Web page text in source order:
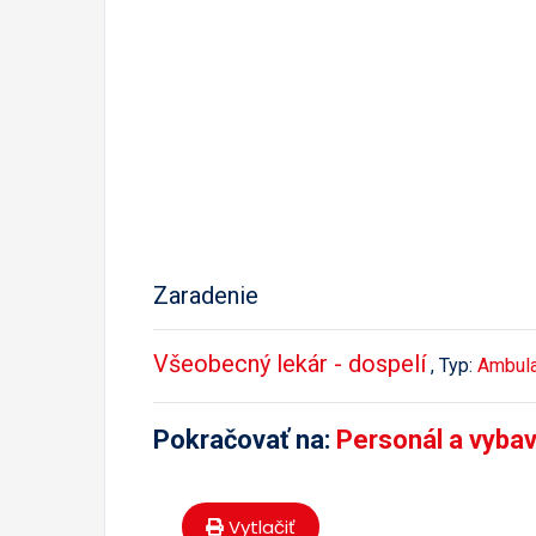
Zaradenie
Všeobecný lekár - dospelí , Typ:
Pokračovať na: Personál a
Vytlačiť